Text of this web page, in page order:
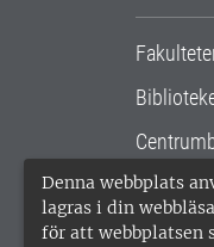
Denna webbplats
lagras i din
för att webbplatsen